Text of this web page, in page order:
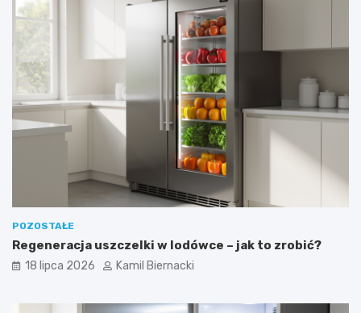
POZOSTAŁE
Regeneracja uszczelki w lodówce – jak to zrobić?
18 lipca 2026 Kamil Biernacki